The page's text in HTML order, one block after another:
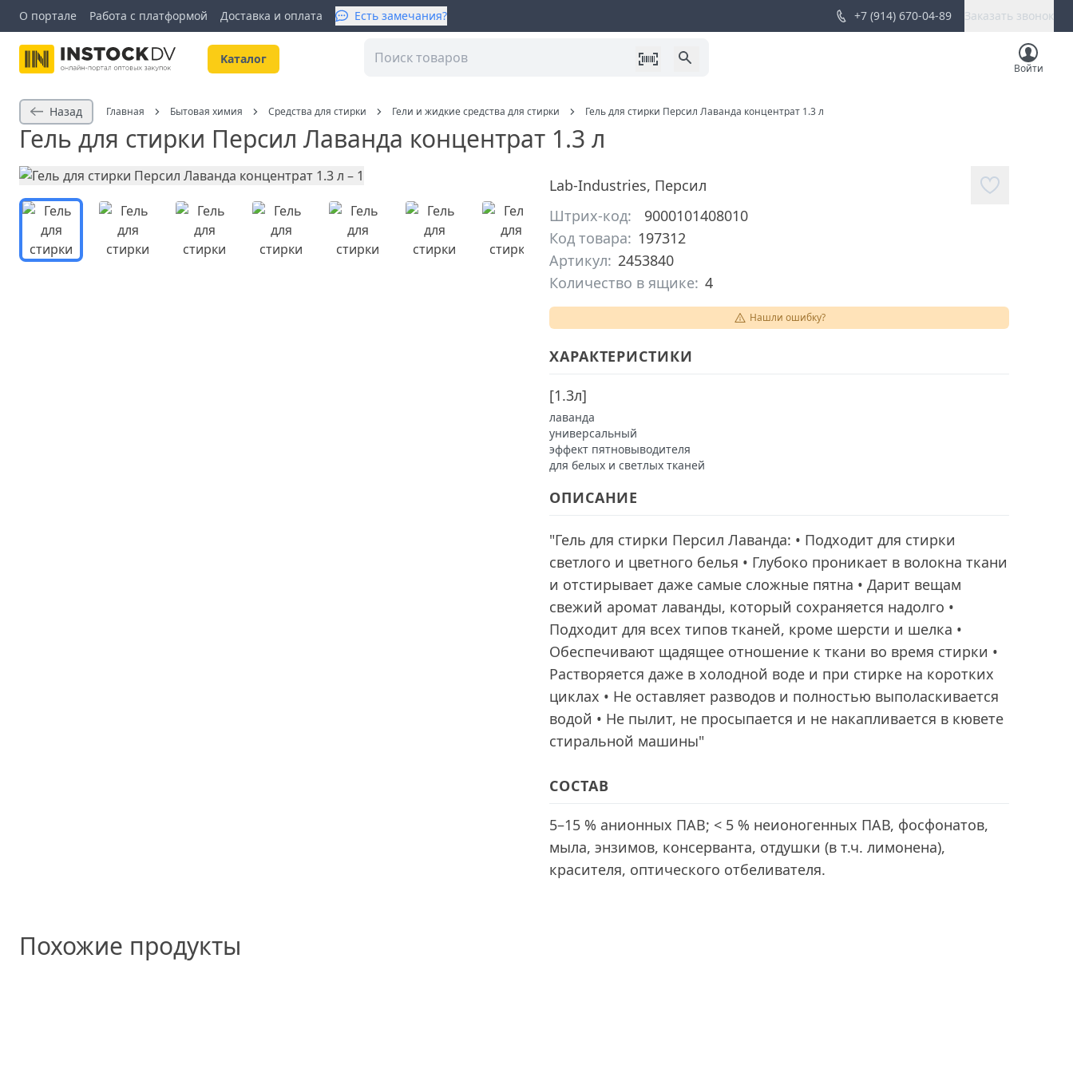
О портале Работа с платформой Доставка и оплата Есть замечания? +7 (914) 670-04-89 Заказать звонок
Kаталог
Войти
Назад Главная Бытовая химия Средства для стирки Гели и жидкие средства для стирки Гель для стирки Персил Лаванда концентрат 1.3 л
Гель для стирки Персил Лаванда концентрат 1.3 л
Lab-Industries, Персил
Штрих-код:
9000101408010
Код товара: 197312
Артикул: 2453840
Количество в ящике: 4
Нашли ошибку?
ХАРАКТЕРИСТИКИ
[1.3л]
лаванда
универсальный
эффект пятновыводителя
для белых и светлых тканей
ОПИСАНИЕ
"Гель для стирки Персил Лаванда: • Подходит для стирки
светлого и цветного белья • Глубоко проникает в волокна ткани
и отстирывает даже самые сложные пятна • Дарит вещам
свежий аромат лаванды, который сохраняется надолго •
Подходит для всех типов тканей, кроме шерсти и шелка •
Обеспечивают щадящее отношение к ткани во время стирки •
Растворяется даже в холодной воде и при стирке на коротких
циклах • Не оставляет разводов и полностью выполаскивается
водой • Не пылит, не просыпается и не накапливается в кювете
стиральной машины"
СОСТАВ
5–15 % анионных ПАВ; < 5 % неионогенных ПАВ, фосфонатов,
мыла, энзимов, консерванта, отдушки (в т.ч. лимонена),
красителя, оптического отбеливателя.
Похожие продукты